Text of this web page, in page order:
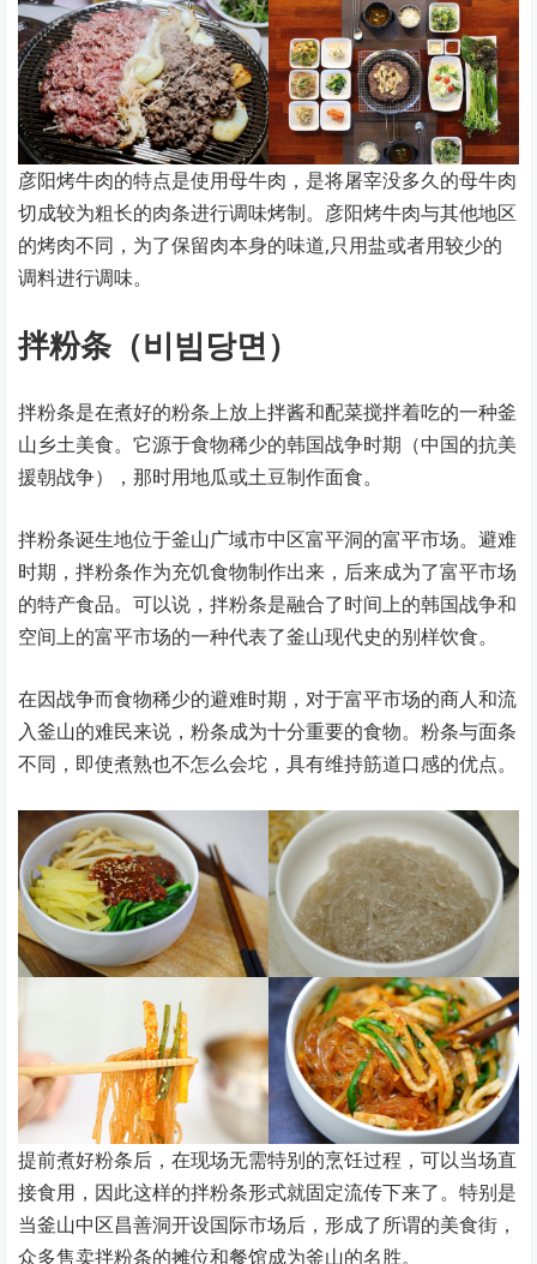
彦阳烤牛肉的特点是使用母牛肉，是将屠宰没多久的母牛肉
切成较为粗长的肉条进行调味烤制。彦阳烤牛肉与其他地区
的烤肉不同，为了保留肉本身的味道,只用盐或者用较少的
调料进行调味。
拌粉条（비빔당면）
拌粉条是在煮好的粉条上放上拌酱和配菜搅拌着吃的一种釜
山乡土美食。它源于食物稀少的韩国战争时期（中国的抗美
援朝战争），那时用地瓜或土豆制作面食。
拌粉条诞生地位于釜山广域市中区富平洞的富平市场。避难
时期，拌粉条作为充饥食物制作出来，后来成为了富平市场
的特产食品。可以说，拌粉条是融合了时间上的韩国战争和
空间上的富平市场的一种代表了釜山现代史的别样饮食。
在因战争而食物稀少的避难时期，对于富平市场的商人和流
入釜山的难民来说，粉条成为十分重要的食物。粉条与面条
不同，即使煮熟也不怎么会坨，具有维持筋道口感的优点。
提前煮好粉条后，在现场无需特别的烹饪过程，可以当场直
接食用，因此这样的拌粉条形式就固定流传下来了。特别是
当釜山中区昌善洞开设国际市场后，形成了所谓的美食街，
众多售卖拌粉条的摊位和餐馆成为釜山的名胜。